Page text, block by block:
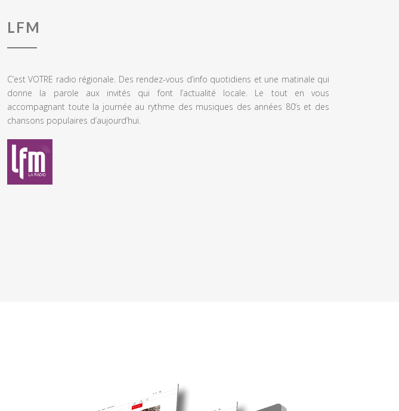
LFM
C’est VOTRE radio régionale. Des rendez-vous d’info quotidiens et une matinale qui
donne la parole aux invités qui font l’actualité locale. Le tout en vous
accompagnant toute la journée au rythme des musiques des années 80’s et des
chansons populaires d’aujourd’hui.